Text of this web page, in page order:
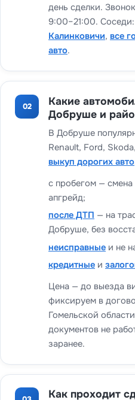
день сделки.
9:00–21:00. Соседи:
Калинковичи, все
авто.
02
Какие
Добруше и
В Добруше
Renault, Ford,
выкуп дорогих авто
с пробегом — смена
апгрейд;
после ДТП — на
Добруше, без
неисправные и не
кредитные и
Цена — до выезда
фиксируем в
Гомельской
документов не
заранее.
Как проходит